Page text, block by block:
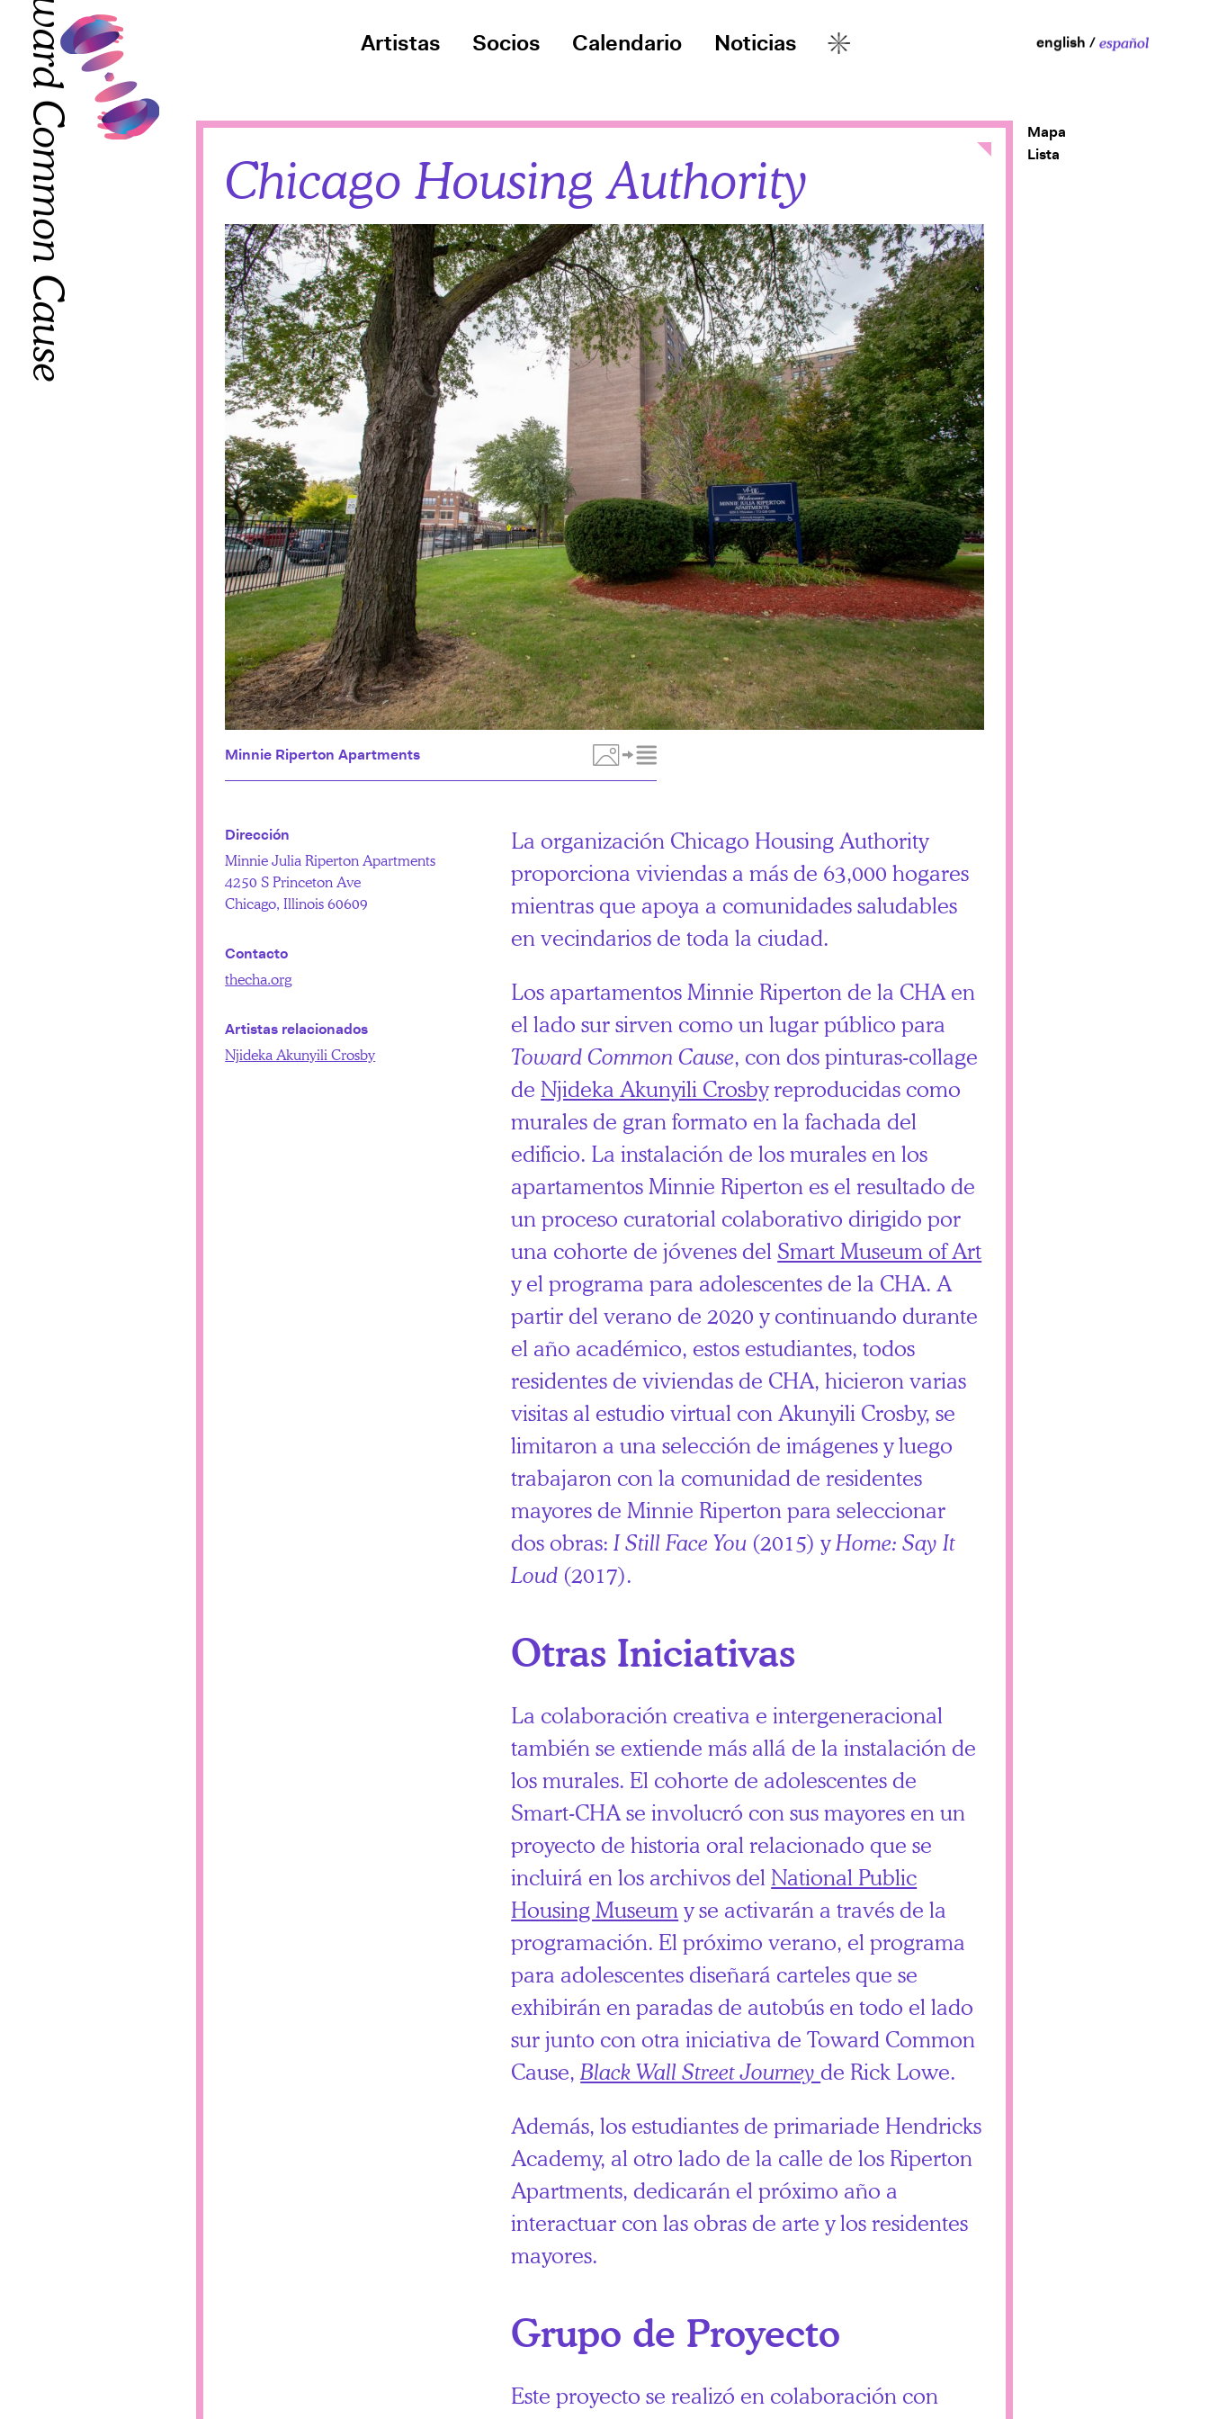
Toward Common Cause
Artistas Socios Calendario
Noticias
english español
Mapa
Lista
Chicago Housing Authority
Minnie Riperton Apartments
Toggle Media Description
La organización Chicago Housing Authority
proporciona viviendas a más de 63,000 hogares
mientras que apoya a comunidades saludables
en vecindarios de toda la ciudad.
Los apartamentos Minnie Riperton de la CHA en
el lado sur sirven como un lugar público para
Toward Common Cause, con dos pinturas-collage
de Njideka Akunyili Crosbyreproducidas como
murales de gran formato en la fachada del
edificio. La instalación de los murales en los
apartamentos Minnie Riperton es el resultado de
un proceso curatorial colaborativo dirigido por
una cohorte de jóvenes del Smart Museum of Art
y el programa para adolescentes de la CHA. A
partir del verano de 2020 y continuando durante
el año académico, estos estudiantes, todos
residentes de viviendas de CHA, hicieron varias
visitas al estudio virtual con Akunyili Crosby, se
limitaron a una selección de imágenes y luego
trabajaron con la comunidad de residentes
mayores de Minnie Riperton para seleccionar
dos obras:I Still Face You (2015) yHome: Say It
Loud (2017).
Otras Iniciativas
La colaboración creativa e intergeneracional
también se extiende más allá de la instalación de
los murales. El cohorte de adolescentes de
Smart-CHA se involucró con sus mayores en un
proyecto de historia oral relacionado que se
incluirá en los archivos del National Public
Housing Museumy se activarán a través de la
programación. El próximo verano, el programa
para adolescentes diseñará carteles que se
exhibirán en paradas de autobús en todo el lado
sur junto con otra iniciativa de Toward Common
Cause,Black Wall Street Journeyde Rick Lowe.
Además, los estudiantes de primariade Hendricks
Academy, al otro lado de la calle de los Riperton
Apartments, dedicarán el próximo año a
interactuar con las obras de arte y los residentes
mayores.
Grupo de Proyecto
Este proyecto se realizó en colaboración con
Dirección
Minnie Julia Riperton Apartments
4250 S Princeton Ave
Chicago, Illinois 60609
Contacto
thecha.org
Artistas relacionados
Njideka Akunyili Crosby
Close
Toward Common Cause